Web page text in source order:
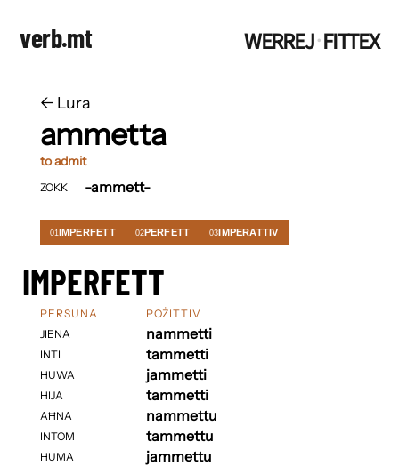
verb.mt WERREJ·FITTEX
← ​​Lura
ammetta
to admit
ZOKK -ammett-
01IMPERFETT 02PERFETT 03IMPERATTIV
IMPERFETT
PERSUNA
JIENA
INTI
HUWA
HIJA
AĦNA
INTOM
HUMA
POŻITTIV
nammetti
tammetti
jammetti
tammetti
nammettu
tammettu
jammettu